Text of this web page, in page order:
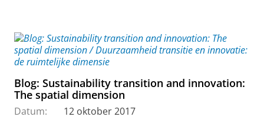
Blog: Sustainability transition and innovation:
The spatial dimension
Datum: 12 oktober 2017